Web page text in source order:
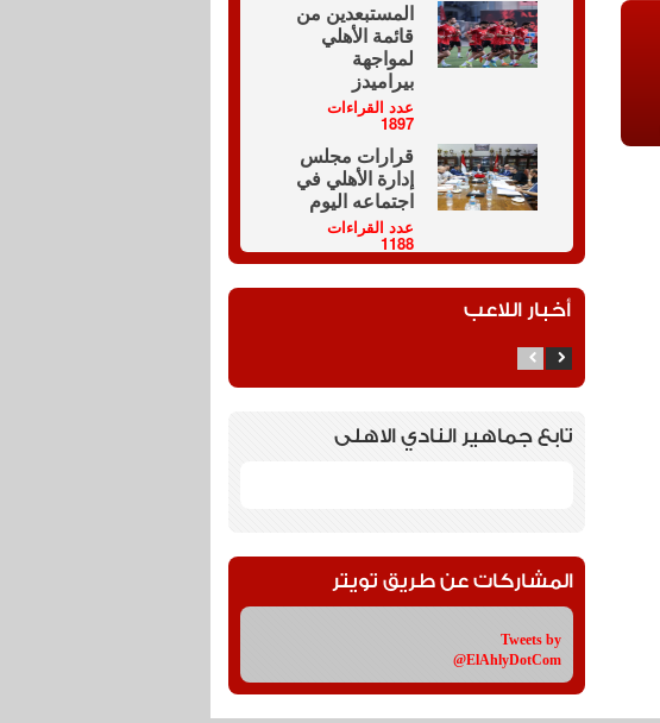
المستبعدين من
قائمة الأهلي
لمواجهة
بيراميدز
عدد القراءات
1897
قرارات مجلس
إدارة الأهلي في
اجتماعه اليوم
عدد القراءات
1188
أخبار اللاعب
تابع جماهير النادي الاهلى
المشاركات عن طريق تويتر
Tweets by
@ElAhlyDotCom